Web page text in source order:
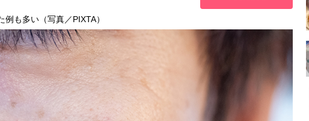
も多い（写真／PIXTA）